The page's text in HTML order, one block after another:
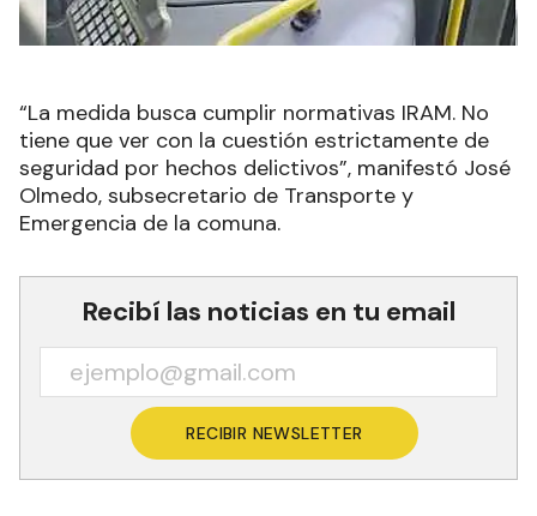
“La medida busca cumplir normativas IRAM. No
tiene que ver con la cuestión estrictamente de
seguridad por hechos delictivos”, manifestó José
Olmedo, subsecretario de Transporte y
Emergencia de la comuna.
Recibí las noticias en tu email
RECIBIR NEWSLETTER